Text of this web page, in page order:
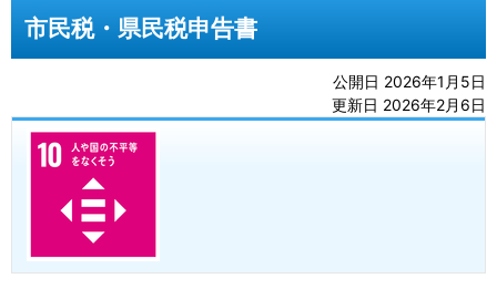
市民税・県民税申告書
公開日 2026年1月5日
更新日 2026年2月6日